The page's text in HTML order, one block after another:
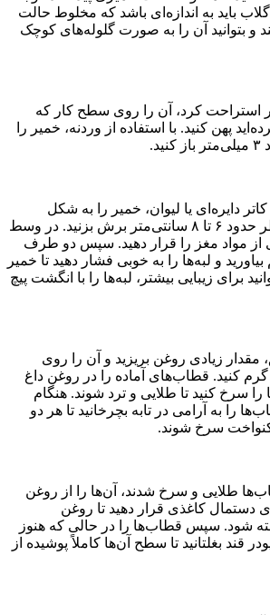
به اندازه‌ای باشد که مخلوط حالت
آن را به صورت گلوله‌های کوچک
کرد، آن را روی سطح کار که
کنید. با استفاده از وردنه، خمیر را
یا لیوان، خمیر را به شکل
دایره‌هایی به قطر حدود ۶ تا ۸ سانتی‌متر برش بزنید. در وسط
مغز را قرار دهید. سپس دو طرف
و لبه‌ها را به خوبی فشار دهید تا خمیر
زیبایی بیشتر، لبه‌ها را با انگشت پیچ
زیادی روغن بریزید و آن را روی
قطاب‌های آماده را در روغن داغ
کنید تا طلایی و ترد شوند. هنگام
آرامی در تابه بچرخانید تا هر دو
سرخ شوند.
و سرخ شدند، آن‌ها را از روغن
کاغذی قرار دهید تا روغن
سپس قطاب‌ها را در حالی که هنوز
تا سطح آن‌ها کاملاً پوشیده از